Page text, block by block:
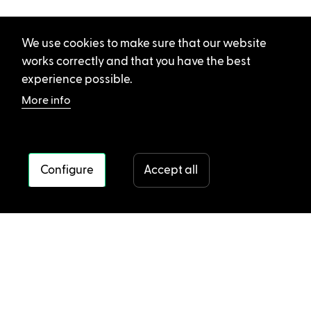
We use cookies to make sure that our website
works correctly and that you have the best
experience possible.
More info
Configure Accept all